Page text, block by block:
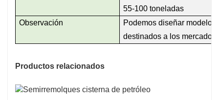
55-100 toneladas
Observación
Podemos diseñar
destinados a los mercados
Productos relacionados